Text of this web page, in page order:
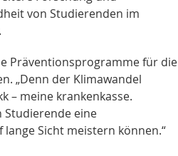
von Studierenden im
Präventionsprogramme für die
„Denn der Klimawandel
– meine krankenkasse.
Studierende eine
Sicht meistern können.“